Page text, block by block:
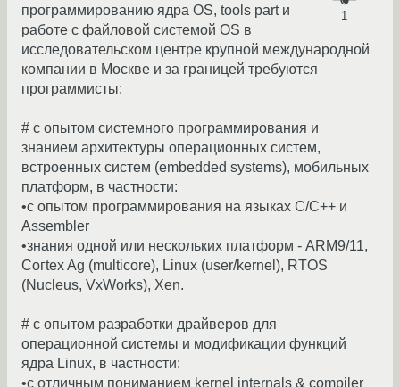
1
программированию ядра OS, tools part и
работе с файловой системой OS в
исследовательском центре крупной международной
компании в Москве и за границей требуются
программисты:
# с опытом системного программирования и
знанием архитектуры операционных систем,
встроенных систем (embedded systems), мобильных
платформ, в частности:
•с опытом программирования на языках C/C++ и
Assеmbler
•знания одной или нескольких платформ - ARM9/11,
Coгtex Ag (multiсore), Linux (user/kernel), RTOS
(Nuсleus, VxWorks), Xen.
# с опытом разработки драйверов для
операционной системы и модификации функций
ядра Linux, в частности:
•с отличным пониманием kernel internals & compiler